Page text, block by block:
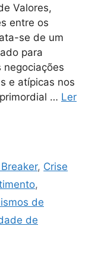
Valores,
entre os
se de um
para
negociações
e atípicas nos
… Ler
, Crise
,
de
de